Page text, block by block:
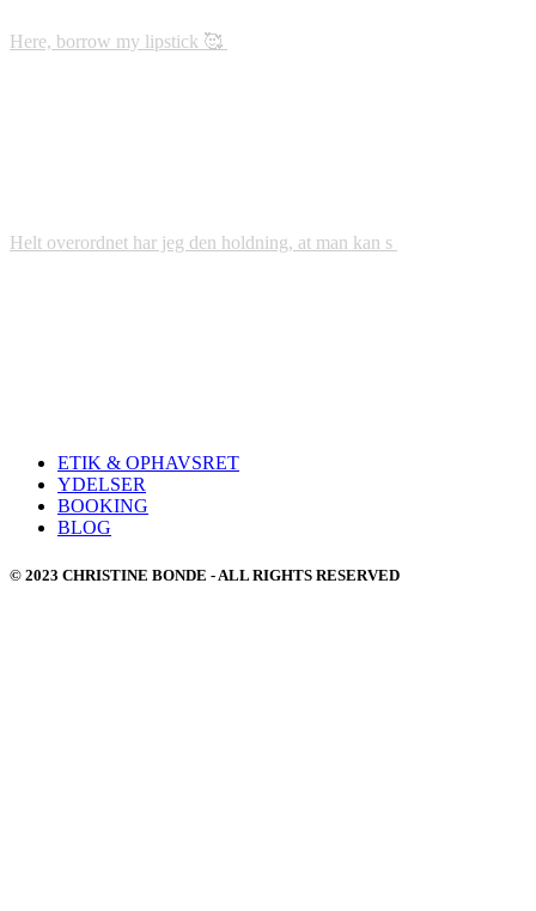
Here, borrow my lipstick 🥰
Helt overordnet har jeg den holdning, at man kan s
ETIK & OPHAVSRET
YDELSER
BOOKING
BLOG
© 2023 CHRISTINE BONDE - ALL RIGHTS RESERVED